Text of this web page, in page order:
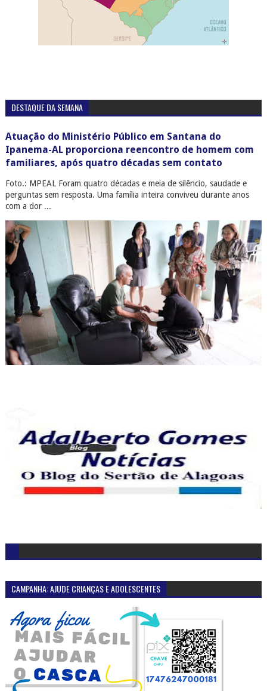
DESTAQUE DA SEMANA
Atuação do Ministério Público em Santana do
Ipanema-AL proporciona reencontro de homem com
familiares, após quatro décadas sem contato
Foto.: MPEAL Foram quatro décadas e meia de silêncio, saudade e
perguntas sem resposta. Uma família inteira conviveu durante anos
com a dor ...
CAMPANHA: AJUDE CRIANÇAS E ADOLESCENTES